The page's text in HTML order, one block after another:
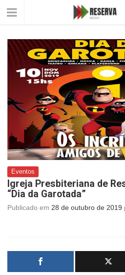
Eventos
Igreja Presbiteriana de
“Dia da Garotada”
Publicado em 28 de outubro de 2019